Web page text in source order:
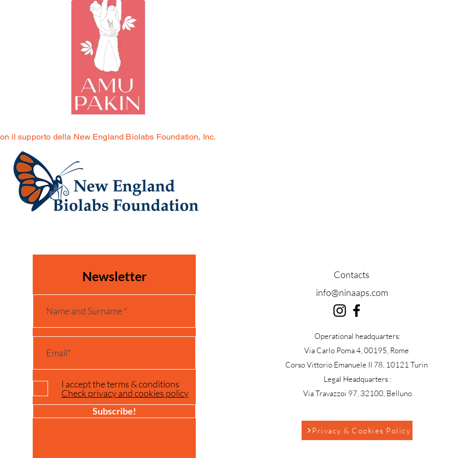
il supporto della New England Biolabs Foundation, Inc.
Newsletter
I accept the terms & conditions
Check privacy and cookies policy
Subscribe!
Contacts
info@ninaaps.com
Operational headquarters:
Via Carlo Poma 4, 00195, Rome
Corso Vittorio Emanuele II 78, 10121 Turin
Legal Headquarters :
Via Travazzoi 97, 32100, Belluno
Privacy & Cookies Policy